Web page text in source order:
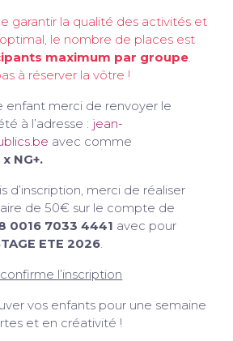
garantir la qualité des activités et
le nombre de places est
maximum par groupe.
à réserver la vôtre !
enfant merci de renvoyer le
à l’adresse : jean-
avec comme
NG+.
d’inscription, merci de réaliser
de 50€ sur le compte de
0016 7033 4441 avec pour
ETE 2026.
l’inscription
vos enfants pour une semaine
et en créativité !